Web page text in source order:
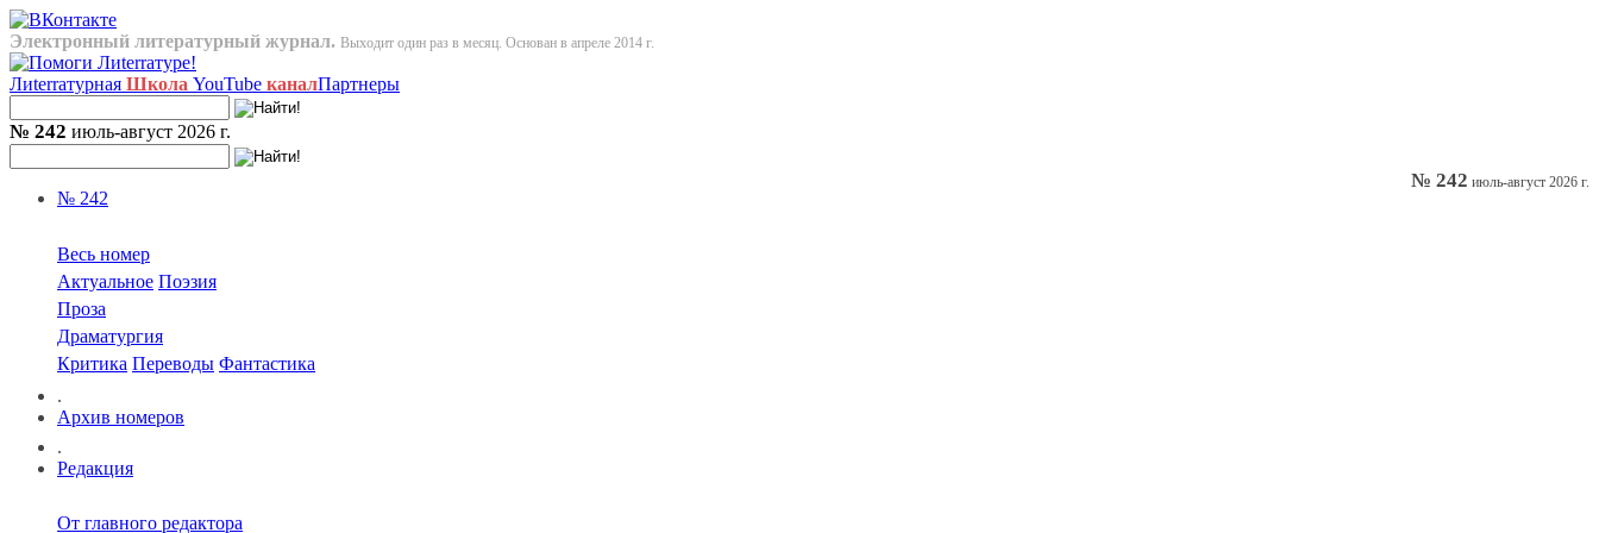
Электронный литературный журнал. Выходит один раз в месяц. Основан в апреле 2014 г.
Лиterraтурная Школа YouTube каналПартнеры
№ 242 июль-август 2026 г.
№ 242
Весь номер
Актуальное Поэзия
Проза
Драматургия
Критика Переводы Фантастика
.
Архив номеров
.
Редакция
От главного редактора
№ 242 июль-август 2026 г.